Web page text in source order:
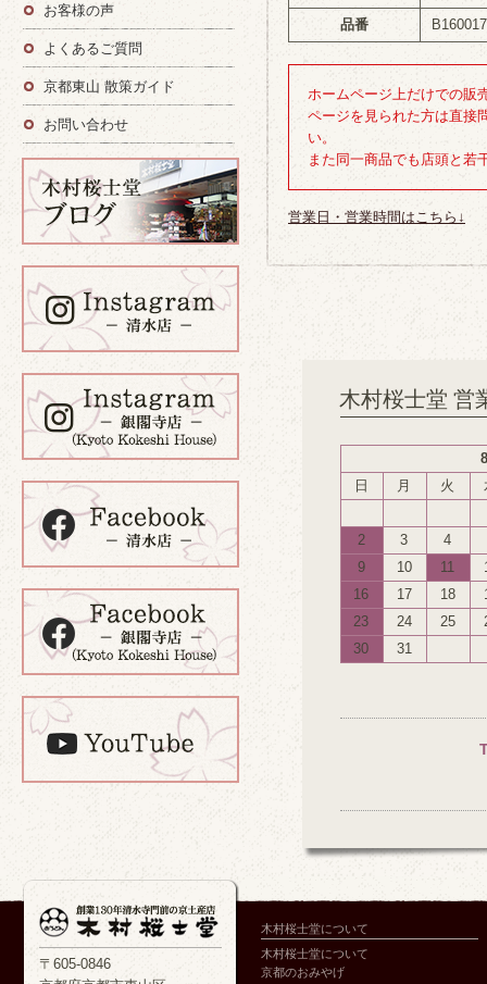
品番
ホームページ上だけでの販
ページを見られた方は直接
い。
また同一商品でも店頭と若
営業日・営業時間はこちら↓
木村桜士堂 営
日
月 火
2 3
4
9
10 11
16
17 18
23
24 25
30
31
お客様の声
よくあるご質問
京都東山 散策ガイド
お問い合わせ
〒605-0846
木村桜士堂について
木村桜士堂について
京都のおみやげ